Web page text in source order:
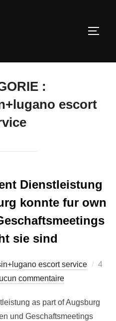
:
escort
Dienstleistung
konnte fur own
sie sind
escort service
4
commentaire
as part of Augsburg
und Geschaftsmeetings